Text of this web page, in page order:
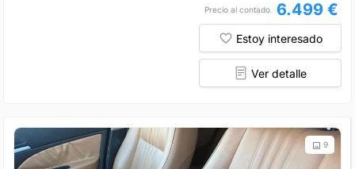
Precio al contado 6.499 €
Estoy interesado
Ver detalle
9